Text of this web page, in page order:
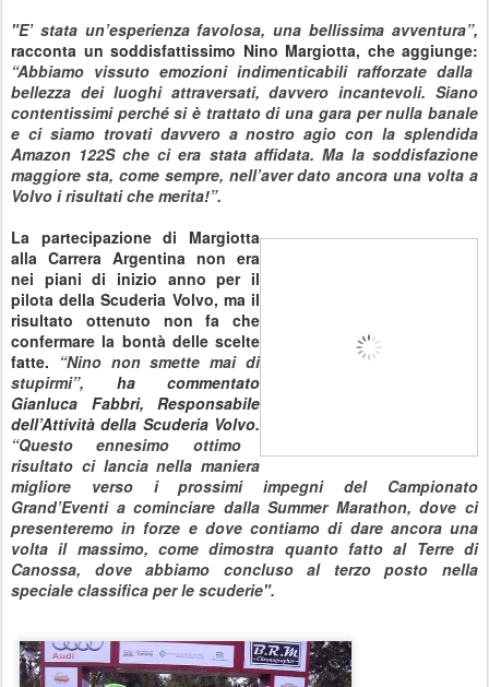
"E’ stata un’esperienza favolosa, una bellissima avventura”,
racconta un soddisfattissimo Nino Margiotta, che aggiunge:
“Abbiamo vissuto emozioni indimenticabili rafforzate dalla
bellezza dei luoghi attraversati, davvero incantevoli. Siano
contentissimi perché si è trattato di una gara per nulla banale
e ci siamo trovati davvero a nostro agio con la splendida
Amazon 122S che ci era stata affidata. Ma la soddisfazione
maggiore sta, come sempre, nell’aver dato ancora una volta a
Volvo i risultati che merita!”.
La partecipazione di Margiotta
alla Carrera Argentina non era
nei piani di inizio anno per il
pilota della Scuderia Volvo, ma il
risultato ottenuto non fa che
confermare la bontà delle scelte
fatte. “Nino non smette mai di
stupirmi”, ha commentato
Gianluca Fabbri, Responsabile
dell’Attività della Scuderia Volvo.
“Questo ennesimo ottimo
risultato ci lancia nella maniera
migliore verso i prossimi impegni del Campionato
Grand’Eventi a cominciare dalla Summer Marathon, dove ci
presenteremo in forze e dove contiamo di dare ancora una
volta il massimo, come dimostra quanto fatto al Terre di
Canossa, dove abbiamo concluso al terzo posto nella
speciale classifica per le scuderie".